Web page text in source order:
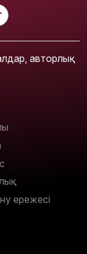
авторлық
ережесі